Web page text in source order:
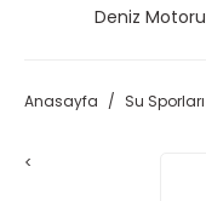
Deniz Motoru
Anasayfa Su Sporları
<